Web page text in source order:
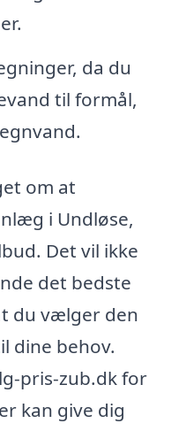
da du
til formål,
om at
i Undløse,
Det vil ikke
det bedste
du vælger den
dine behov.
pris-zub.dk for
kan give dig